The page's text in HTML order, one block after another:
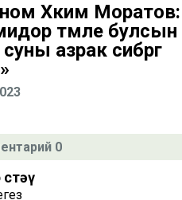
Хәким Моратов:
тәмле булсын
азрак сибәргә
0